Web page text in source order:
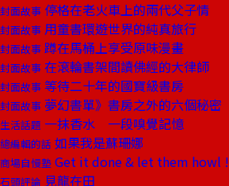
封面故事 停格在老火車上的兩代父子情
封面故事 用童書環遊世界的純真旅行
封面故事 蹲在馬桶上享受原味漫畫
封面故事 在滾輪書架間讀佛經的大律師
封面故事 等待二十年的國寶級書房
封面故事 夢幻書單》書房之外的六個秘密
生活話題 一抹香水 一段嗅覺記憶
總編輯的話 如果我是蘇珊娜
商場自慢塾 Get it done & let them howl !
石頭評論 見龍在田